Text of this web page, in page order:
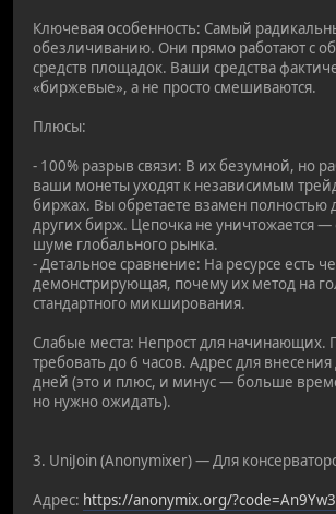
Ключевая особенность: Самый
обезличиванию. Они прямо работают с
средств площадок. Ваши средства
«биржевые», а не просто смешиваются.
Плюсы:
- 100% разрыв связи: В их безумной, но
ваши монеты уходят к независимым
биржах. Вы обретаете взамен полностью
других бирж. Цепочка не уничтожается —
шуме глобального рынка.
- Детальное сравнение: На ресурсе есть
демонстрирующая, почему их метод на
стандартного микширования.
Слабые места: Непрост для начинающих.
требовать до 6 часов. Адрес для внесения
дней (это и плюс, и минус — больше
но нужно ожидать).
3. UniJoin (Anonymixer) — Для
Адрес: https://anonymix.org/?code=An9Yw3